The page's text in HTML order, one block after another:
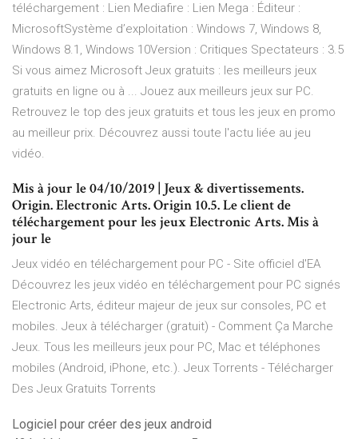
téléchargement : Lien Mediafire : Lien Mega : Éditeur :
MicrosoftSystème d’exploitation : Windows 7, Windows 8,
Windows 8.1, Windows 10Version : Critiques Spectateurs : 3.5
Si vous aimez Microsoft Jeux gratuits : les meilleurs jeux
gratuits en ligne ou à ... Jouez aux meilleurs jeux sur PC.
Retrouvez le top des jeux gratuits et tous les jeux en promo
au meilleur prix. Découvrez aussi toute l'actu liée au jeu
vidéo.
Mis à jour le 04/10/2019 | Jeux & divertissements.
Origin. Electronic Arts. Origin 10.5. Le client de
téléchargement pour les jeux Electronic Arts. Mis à
jour le
Jeux vidéo en téléchargement pour PC - Site officiel d'EA
Découvrez les jeux vidéo en téléchargement pour PC signés
Electronic Arts, éditeur majeur de jeux sur consoles, PC et
mobiles. Jeux à télécharger (gratuit) - Comment Ça Marche
Jeux. Tous les meilleurs jeux pour PC, Mac et téléphones
mobiles (Android, iPhone, etc.). Jeux Torrents - Télécharger
Des Jeux Gratuits Torrents
Logiciel pour créer des jeux android